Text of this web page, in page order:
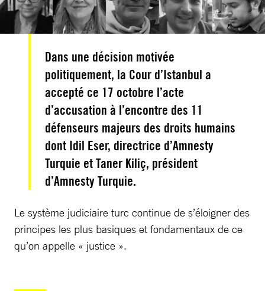
Dans une décision motivée
politiquement, la Cour d’Istanbul a
accepté ce 17 octobre l’acte
d’accusation à l’encontre des 11
défenseurs majeurs des droits humains
dont Idil Eser, directrice d’Amnesty
Turquie et Taner Kiliç, président
d’Amnesty Turquie.
Le système judiciaire turc continue de s’éloigner des
principes les plus basiques et fondamentaux de ce
qu’on appelle « justice ».